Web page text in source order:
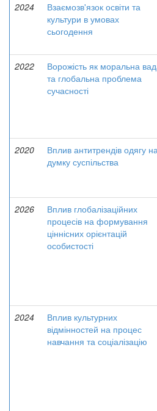
2024
Взаємозв'язок освіти та
культури в умовах
сьогодення
2022
Ворожість як моральна
та глобальна проблема
сучасності
2020
Вплив антитрендів одягу
думку суспільства
2026
Вплив глобалізаційних
процесів на формування
ціннісних орієнтацій
особистості
2024
Вплив культурних
відмінностей на процес
навчання та соціалізацію